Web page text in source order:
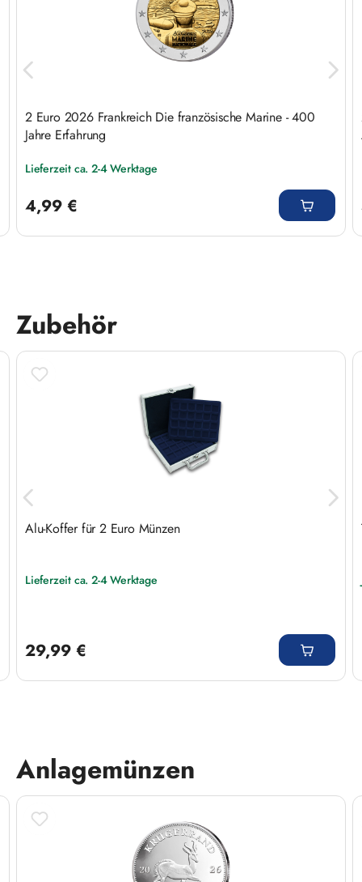
2 Euro 2026 Frankreich Die französische Marine - 400
Jahre Erfahrung
Lieferzeit ca. 2-4 Werktage
4,99 €
Produktgalerie überspringen
Zubehör
Alu-Koffer für 2 Euro Münzen
Lieferzeit ca. 2-4 Werktage
29,99 €
Produktgalerie überspringen
Anlagemünzen